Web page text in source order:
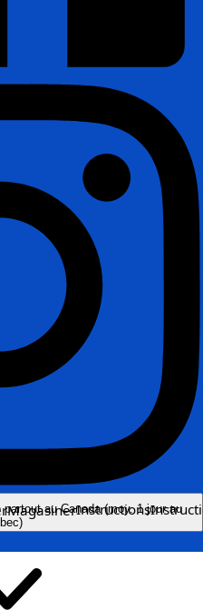
au Canada (moy. 1 jour au
MagasinerInstructions